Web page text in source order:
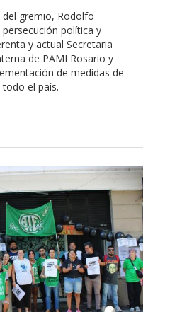
del gremio, Rodolfo
política y
y actual Secretaria
de PAMI Rosario y
de medidas de
el país.